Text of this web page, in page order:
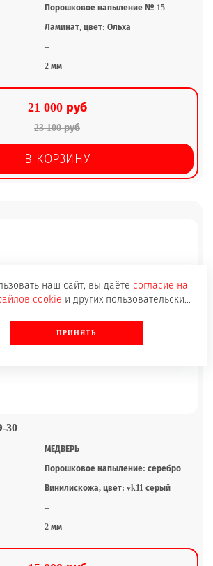
Порошковое напыление № 15
Ламинат, цвет: Ольха
–
2 мм
21 000 руб
23 100 руб
В КОРЗИНУ
30
МЕДВЕРЬ
Порошковое напыление: серебро
Винилискожа, цвет: vk11 серый
–
2 мм
наш сайт, вы даёте согласие на
cookie
и т. п.) для
ПРИНЯТЬ